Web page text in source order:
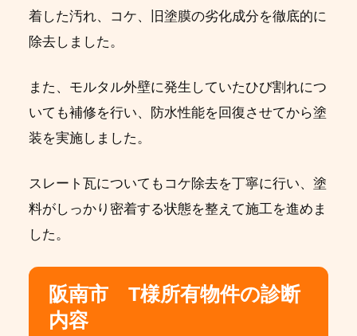
着した汚れ、コケ、旧塗膜の劣化成分を徹底的に
除去しました。
また、モルタル外壁に発生していたひび割れにつ
いても補修を行い、防水性能を回復させてから塗
装を実施しました。
スレート瓦についてもコケ除去を丁寧に行い、塗
料がしっかり密着する状態を整えて施工を進めま
した。
阪南市 T様所有物件の診断
内容